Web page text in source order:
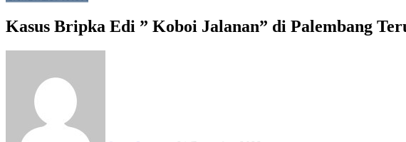
Kasus Bripka Edi ” Koboi Jalanan” di Palembang